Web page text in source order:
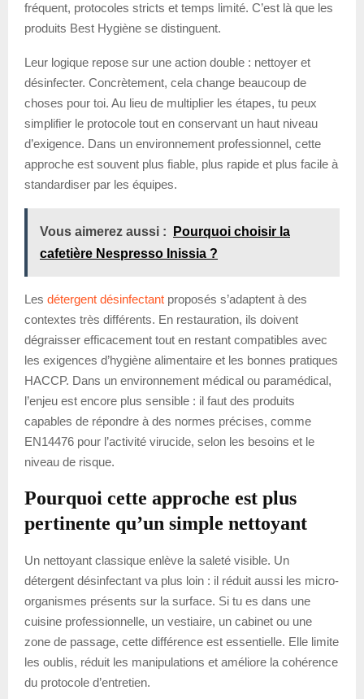
fréquent, protocoles stricts et temps limité. C’est là que les
produits Best Hygiène se distinguent.
Leur logique repose sur une action double : nettoyer et
désinfecter. Concrètement, cela change beaucoup de
choses pour toi. Au lieu de multiplier les étapes, tu peux
simplifier le protocole tout en conservant un haut niveau
d’exigence. Dans un environnement professionnel, cette
approche est souvent plus fiable, plus rapide et plus facile à
standardiser par les équipes.
Vous aimerez aussi :
Pourquoi choisir la
cafetière Nespresso Inissia ?
Les détergent désinfectant proposés s’adaptent à des
contextes très différents. En restauration, ils doivent
dégraisser efficacement tout en restant compatibles avec
les exigences d’hygiène alimentaire et les bonnes pratiques
HACCP. Dans un environnement médical ou paramédical,
l’enjeu est encore plus sensible : il faut des produits
capables de répondre à des normes précises, comme
EN14476 pour l’activité virucide, selon les besoins et le
niveau de risque.
Pourquoi cette approche est plus
pertinente qu’un simple nettoyant
Un nettoyant classique enlève la saleté visible. Un
détergent désinfectant va plus loin : il réduit aussi les micro-
organismes présents sur la surface. Si tu es dans une
cuisine professionnelle, un vestiaire, un cabinet ou une
zone de passage, cette différence est essentielle. Elle limite
les oublis, réduit les manipulations et améliore la cohérence
du protocole d’entretien.